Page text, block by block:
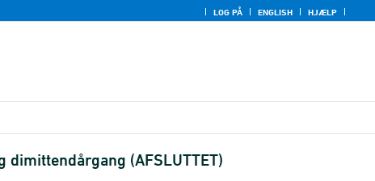
LOG PÅ ENGLISH HJÆLP
(AFSLUTTET)